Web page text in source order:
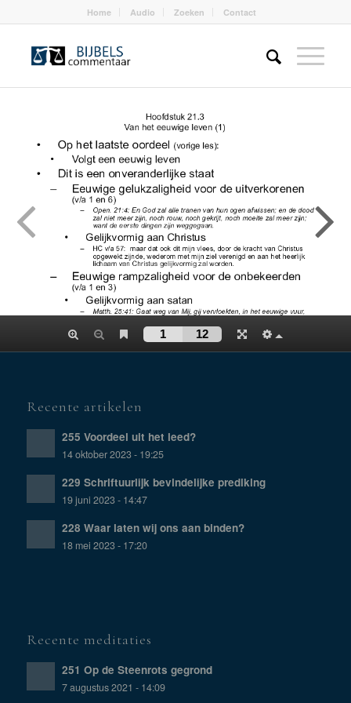
Home Audio Zoeken Contact
Recente artikelen
255 Voordeel uit het leed?
14 oktober 2023 - 19:25
229 Schriftuurlijk bevindelijke prediking
19 juni 2023 - 14:47
228 Waar laten wij ons aan binden?
18 mei 2023 - 17:20
Recente meditaties
251 Op de Steenrots gegrond
7 augustus 2021 - 14:09